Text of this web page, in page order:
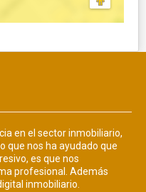
en el sector inmobiliario,
que nos ha ayudado que
es que nos
profesional. Además
inmobiliario.